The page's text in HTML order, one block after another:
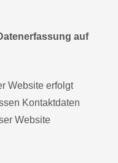
auf
Website erfolgt
Kontaktdaten
Website